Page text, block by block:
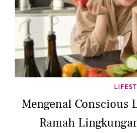
Mengenal Conscious
Ramah